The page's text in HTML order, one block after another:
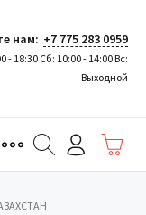
нам: +7 775 283 0959
- 18:30 Сб: 10:00 - 14:00 Вс:
Выходной